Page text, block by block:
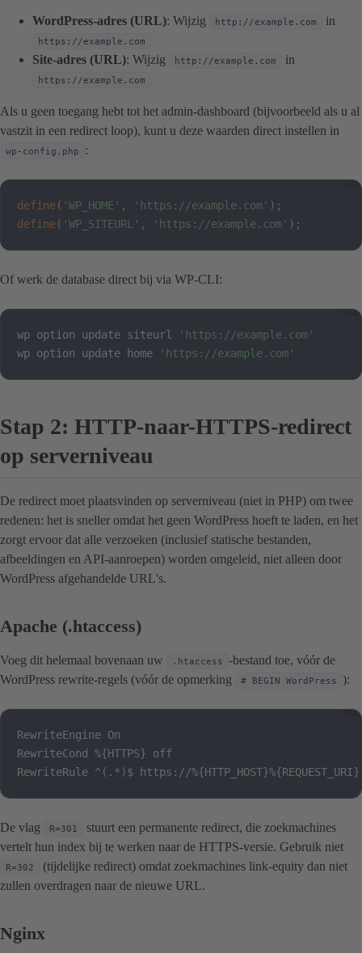
WordPress-adres (URL): Wijzig http://example.com in
https://example.com
Site-adres (URL): Wijzig http://example.com in
https://example.com
Als u geen toegang hebt tot het admin-dashboard (bijvoorbeeld als u al
vastzit in een redirect loop), kunt u deze waarden direct instellen in
wp-config.php :
define( 'WP_HOME' , 'https://example.com' ) ;
define( 'WP_SITEURL' , 'https://example.com' ) ;
Of werk de database direct bij via WP-CLI:
wp option update siteurl
'https://example.com'
wp option update home
'https://example.com'
Stap 2: HTTP-naar-HTTPS-redirect
op serverniveau
De redirect moet plaatsvinden op serverniveau (niet in PHP) om twee
redenen: het is sneller omdat het geen WordPress hoeft te laden, en het
zorgt ervoor dat alle verzoeken (inclusief statische bestanden,
afbeeldingen en API-aanroepen) worden omgeleid, niet alleen door
WordPress afgehandelde URL's.
Apache (.htaccess)
Voeg dit helemaal bovenaan uw .htaccess -bestand toe, vóór de
WordPress rewrite-regels (vóór de opmerking
# BEGIN WordPress ):
RewriteEngine On
RewriteCond %{HTTPS} off
RewriteRule ^(.*)$ https://
De vlag R=301
stuurt een permanente redirect, die zoekmachines
vertelt hun index bij te werken naar de HTTPS-versie. Gebruik niet
R=302
(tijdelijke redirect) omdat zoekmachines link-equity dan niet
zullen overdragen naar de nieuwe URL.
Nginx